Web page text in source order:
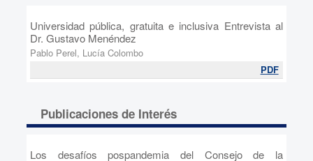
Universidad pública, gratuita e inclusiva Entrevista al
Dr. Gustavo Menéndez
Pablo Perel, Lucía Colombo
PDF
Publicaciones de Interés
Los desafíos pospandemia del Consejo de la